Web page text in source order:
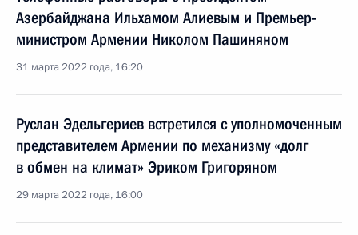
Азербайджана Ильхамом Алиевым и Премьер-
министром Армении Николом Пашиняном
31 марта 2022 года, 16:20
Руслан Эдельгериев встретился с уполномоченным
представителем Армении по механизму «долг
в обмен на климат» Эриком Григоряном
29 марта 2022 года, 16:00